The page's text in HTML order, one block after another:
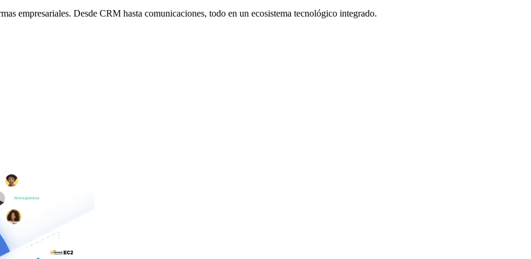
empresariales. Desde CRM hasta comunicaciones, todo en un ecosistema tecnológico integrado.